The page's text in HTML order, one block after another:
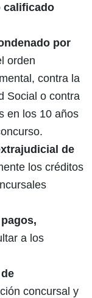
calificado
por
orden
contra la
Social o contra
en los 10 años
de
los créditos
a los
concursal y